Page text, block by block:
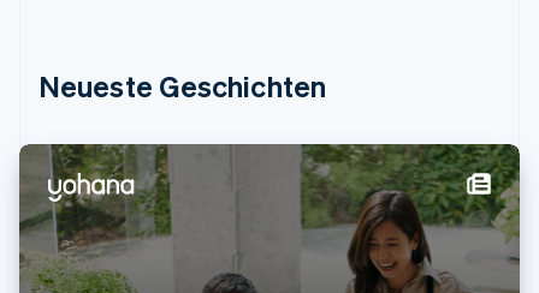
Neueste Geschichten
English
Litauen
English
Luxemburg
Français Deutsch
Malaysia
English简体中文